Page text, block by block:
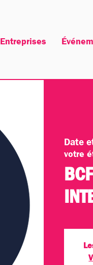
Entreprises
Date
votre